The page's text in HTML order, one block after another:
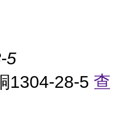
5
1304-28-5 查